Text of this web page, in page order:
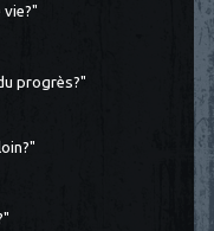
progrès?"